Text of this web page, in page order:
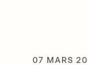
07 MARS